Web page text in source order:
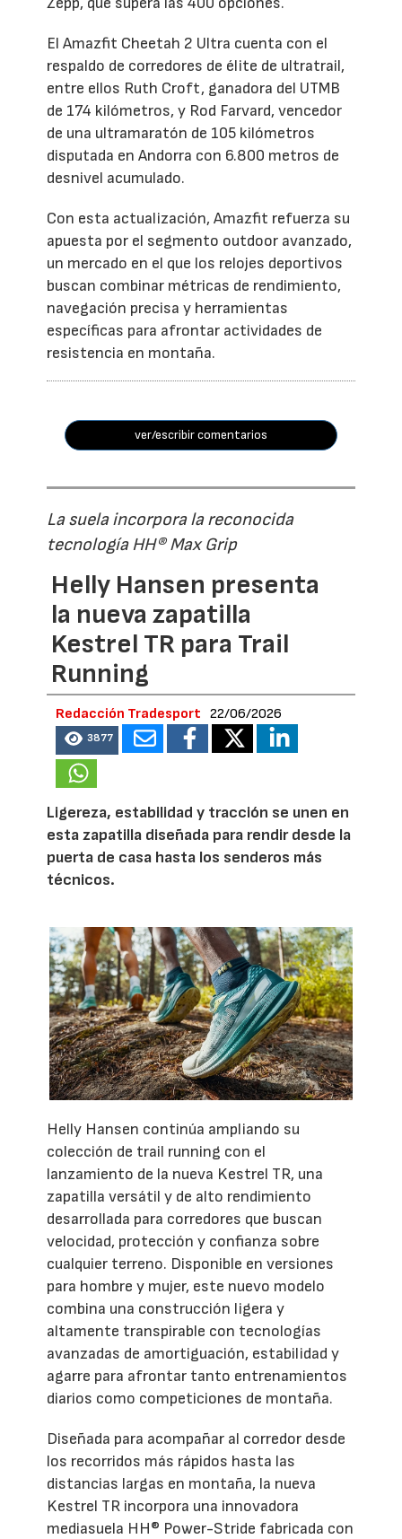
El Amazfit Cheetah 2 Ultra cuenta con el
respaldo de corredores de élite de ultratrail,
entre ellos Ruth Croft, ganadora del UTMB
de 174 kilómetros, y Rod Farvard, vencedor
de una ultramaratón de 105 kilómetros
disputada en Andorra con 6.800 metros de
desnivel acumulado.
Con esta actualización, Amazfit refuerza su
apuesta por el segmento outdoor avanzado,
un mercado en el que los relojes deportivos
buscan combinar métricas de rendimiento,
navegación precisa y herramientas
específicas para afrontar actividades de
resistencia en montaña.
ver/escribir comentarios
La suela incorpora la reconocida
tecnología HH® Max Grip
Helly Hansen presenta
la nueva zapatilla
Kestrel TR para Trail
Running
Redacción Tradesport 22/06/2026
3877
Ligereza, estabilidad y tracción se unen en
esta zapatilla diseñada para rendir desde la
puerta de casa hasta los senderos más
técnicos.
Helly Hansen continúa ampliando su
colección de trail running con el
lanzamiento de la nueva Kestrel TR, una
zapatilla versátil y de alto rendimiento
desarrollada para corredores que buscan
velocidad, protección y confianza sobre
cualquier terreno. Disponible en versiones
para hombre y mujer, este nuevo modelo
combina una construcción ligera y
altamente transpirable con tecnologías
avanzadas de amortiguación, estabilidad y
agarre para afrontar tanto entrenamientos
diarios como competiciones de montaña.
Diseñada para acompañar al corredor desde
los recorridos más rápidos hasta las
distancias largas en montaña, la nueva
Kestrel TR incorpora una innovadora
mediasuela HH® Power-Stride fabricada con